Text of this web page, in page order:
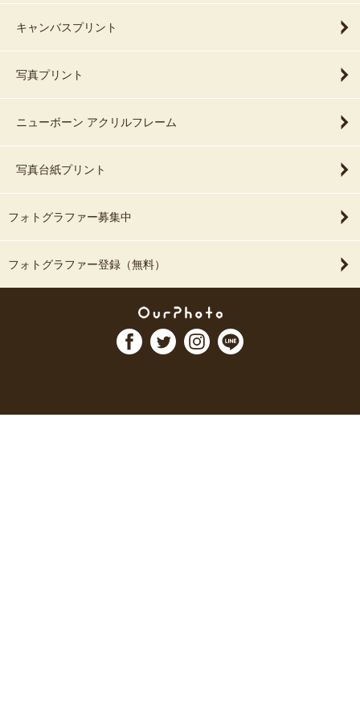
キャンバスプリント
写真プリント
ニューボーン アクリルフレーム
写真台紙プリント
フォトグラファー募集中
フォトグラファー登録（無料）